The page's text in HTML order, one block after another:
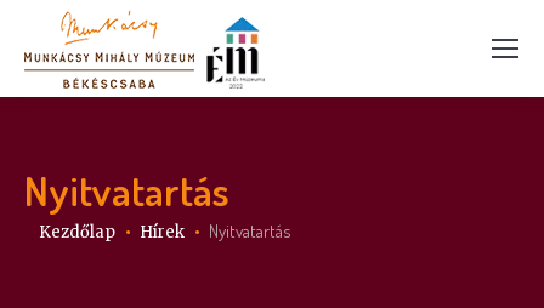
Nyitvatartás
Itt vagy:
Kezdőlap Hírek Nyitvatartás